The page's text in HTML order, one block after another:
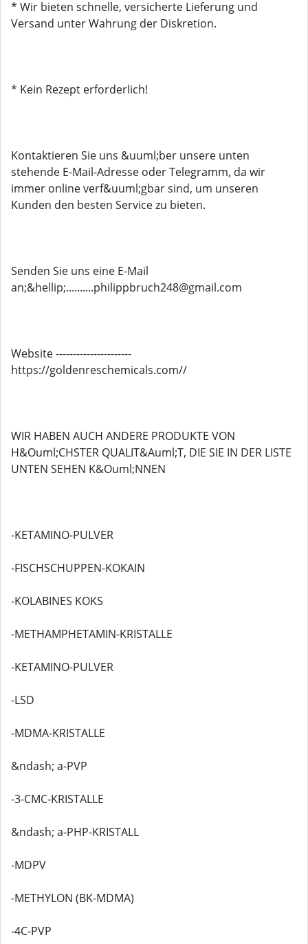
* Wir bieten schnelle, versicherte Lieferung und
Versand unter Wahrung der Diskretion.
* Kein Rezept erforderlich!
Kontaktieren Sie uns &uuml;ber unsere unten
stehende E-Mail-Adresse oder Telegramm, da wir
immer online verf&uuml;gbar sind, um unseren
Kunden den besten Service zu bieten.
Senden Sie uns eine E-Mail
an;&hellip;..........philippbruch248@gmail.com
Website ----------------------
https://goldenreschemicals.com//
WIR HABEN AUCH ANDERE PRODUKTE VON
H&Ouml;CHSTER QUALIT&Auml;T, DIE SIE IN DER LISTE
UNTEN SEHEN K&Ouml;NNEN
-KETAMINO-PULVER
-FISCHSCHUPPEN-KOKAIN
-KOLABINES KOKS
-METHAMPHETAMIN-KRISTALLE
-KETAMINO-PULVER
-LSD
-MDMA-KRISTALLE
&ndash; a-PVP
-3-CMC-KRISTALLE
&ndash; a-PHP-KRISTALL
-MDPV
-METHYLON (BK-MDMA)
-4C-PVP